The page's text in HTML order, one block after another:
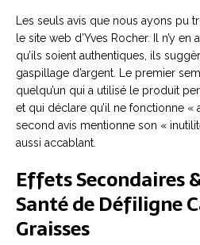
Les seuls avis que nous ayons pu
le site web d’Yves Rocher. Il n’y
qu’ils soient authentiques, ils
gaspillage d’argent. Le premier
quelqu’un qui a utilisé le produit
et qui déclare qu’il ne fonctionne «
second avis mentionne son «
aussi accablant.
Effets Secondaires
Santé de Défiligne
Graisses